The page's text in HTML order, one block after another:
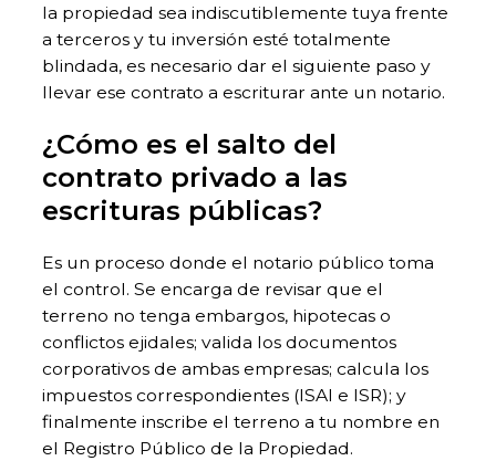
la propiedad sea indiscutiblemente tuya frente
a terceros y tu inversión esté totalmente
blindada, es necesario dar el siguiente paso y
llevar ese contrato a escriturar ante un notario.
¿Cómo es el salto del
contrato privado a las
escrituras públicas?
Es un proceso donde el notario público toma
el control. Se encarga de revisar que el
terreno no tenga embargos, hipotecas o
conflictos ejidales; valida los documentos
corporativos de ambas empresas; calcula los
impuestos correspondientes (ISAI e ISR); y
finalmente inscribe el terreno a tu nombre en
el Registro Público de la Propiedad.